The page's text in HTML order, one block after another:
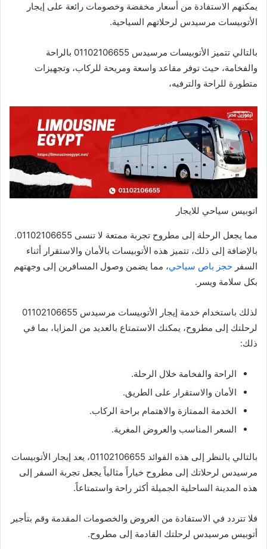
يمكنهم الاستفادة من أسعار مخفضة وخصومات رائعة على إيجار
الأتوبيسات مرسيدس لرحلاتهم السياحية.
بالتالي تتميز الأتوبيسات مرسيدس 01102106655 بالراحة
والفخامة، حيث توفر مقاعد واسعة ومريحة للركاب، وتجهيزات
متطورة للراحة والترفيه،
اتوبيس سياحي للايجار
مما يجعل الرحلة إلى مطروح تجربة ممتعة لا تنسى 01102106655.
بالإضافة إلى ذلك، تتميز هذه الأتوبيسات بالأمان والاستقرار أثناء
السفر حجز باص سياحي، مما يضمن وصول المسافرين إلى وجهتهم
بكل سلامة ويسر.
لذلك باستخدام خدمة إيجار الأتوبيسات مرسيدس 01102106655
لرحلتك إلى مطروح، يمكنك الاستمتاع بالعديد من المزايا، بما في
ذلك:
الراحة والفخامة خلال الرحلة.
الأمان والاستقرار على الطريق.
الخدمة الممتازة والاهتمام براحة الركاب.
السعر المناسب والعروض المغرية.
بالتالي بالنظر إلى هذه الفوائد 01102106655، يعد إيجار الأتوبيسات
مرسيدس لرحلاتك إلى مطروح خياراً مثالياً يجعل تجربة السفر إلى
هذه المدينة الساحلية الجميلة أكثر راحة واستمتاعاً.
فلا تتردد في الاستفادة من العروض والخصومات المقدمة وقم بتأجير
أتوبيس مرسيدس لرحلتك القادمة إلى مطروح.